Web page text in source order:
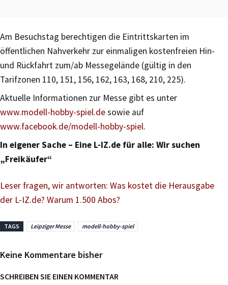
Am Besuchstag berechtigen die Eintrittskarten im
öffentlichen Nahverkehr zur einmaligen kostenfreien Hin-
und Rückfahrt zum/ab Messegelände (gültig in den
Tarifzonen 110, 151, 156, 162, 163, 168, 210, 225).
Aktuelle Informationen zur Messe gibt es unter
www.modell-hobby-spiel.desowie auf
www.facebook.de/modell-hobby-spiel.
In eigener Sache – Eine L-IZ.de für alle: Wir suchen
„Freikäufer“
Leser fragen, wir antworten: Was kostet die Herausgabe
der L-IZ.de? Warum 1.500 Abos?
TAGS Leipziger Messe modell-hobby-spiel
Keine Kommentare bisher
SCHREIBEN SIE EINEN KOMMENTAR